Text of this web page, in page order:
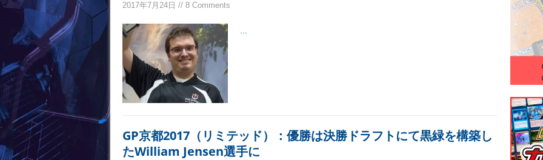
2017年7月24日 // 8 Comments
GP京都2017（リミテッド）：優勝は決勝ドラフトにて黒緑を構築し
たWilliam Jensen選手に